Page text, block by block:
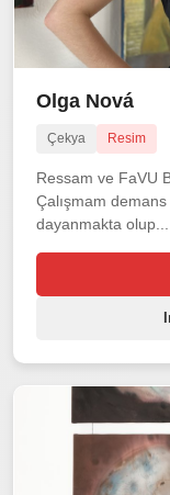
Olga Nová
Çekya Resim
Ressam ve FaVU
Çalışmam
dayanmakta olup...